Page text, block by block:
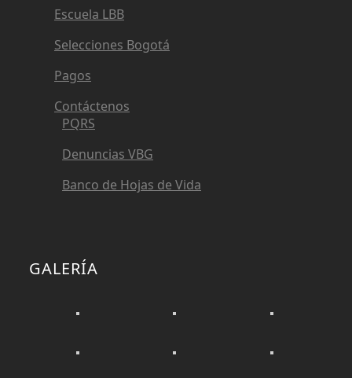
Escuela LBB
Selecciones Bogotá
Pagos
Contáctenos
PQRS
Denuncias VBG
Banco de Hojas de Vida
GALERÍA